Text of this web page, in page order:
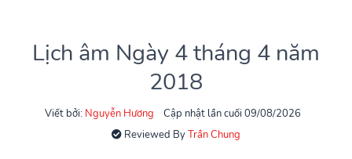
Lịch âm Ngày 4 tháng 4 năm
2018
Viết bởi: Nguyễn Hương
Cập nhật lần cuối 09/08/2026
Reviewed ByTrần Chung